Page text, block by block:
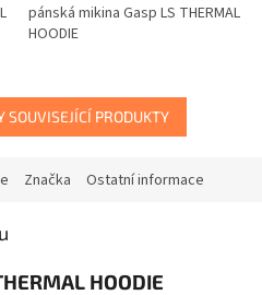
pánská mikina Gasp LS THERMAL
HOODIE
SOUVISEJÍCÍ PRODUKTY
Značka Ostatní informace
HOODIE